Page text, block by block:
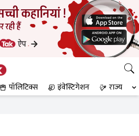
पॉलिटिक्स इंवेस्टिगेशन राज्य